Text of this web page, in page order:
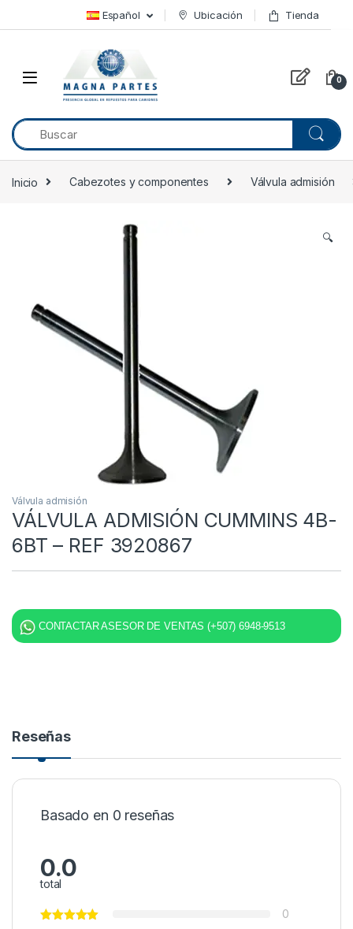
Skip to navigation Español Ubicación Tienda
0
Inicio Cabezotes y componentes Válvula admisión
🔍
Válvula admisión
VÁLVULA ADMISIÓN CUMMINS 4B-
6BT – REF 3920867
CONTACTAR ASESOR DE VENTAS (+507) 6948-9513
Reseñas
Basado en 0 reseñas
0.0
total
0